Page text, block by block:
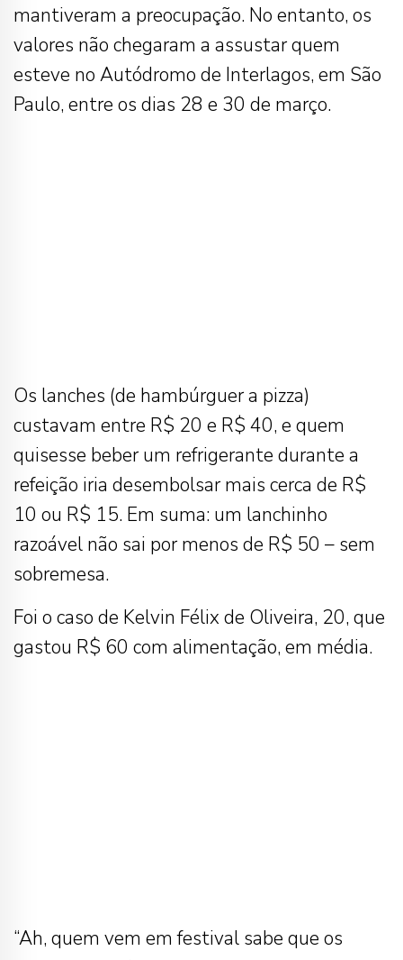
mantiveram a preocupação. No entanto, os
valores não chegaram a assustar quem
esteve no Autódromo de Interlagos, em São
Paulo, entre os dias 28 e 30 de março.
Os lanches (de hambúrguer a pizza)
custavam entre R$ 20 e R$ 40, e quem
quisesse beber um refrigerante durante a
refeição iria desembolsar mais cerca de R$
10 ou R$ 15. Em suma: um lanchinho
razoável não sai por menos de R$ 50 – sem
sobremesa.
Foi o caso de Kelvin Félix de Oliveira, 20, que
gastou R$ 60 com alimentação, em média.
“Ah, quem vem em festival sabe que os